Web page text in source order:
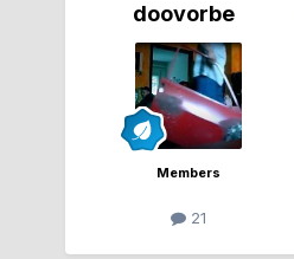
doovorbe
Members
21